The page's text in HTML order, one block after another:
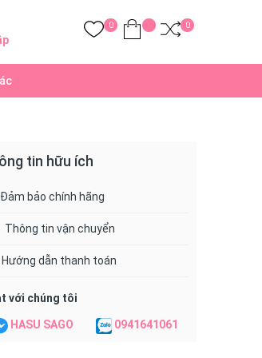
0 0
tin hữu ích
Đảm bảo chính hãng
Thông tin vận chuyển
Hướng dẫn thanh toán
với chúng tôi
HASU SAGO 0941641061